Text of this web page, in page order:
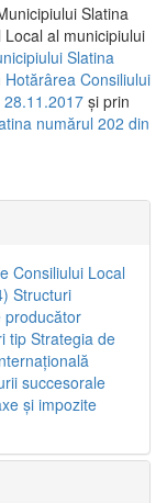
Slatina
al municipiului
Slatina
Hotărârea Consiliului
și prin
numărul 202 din
Consiliului Local
Structuri
producător
tipStrategia de
succesorale
şi impozite